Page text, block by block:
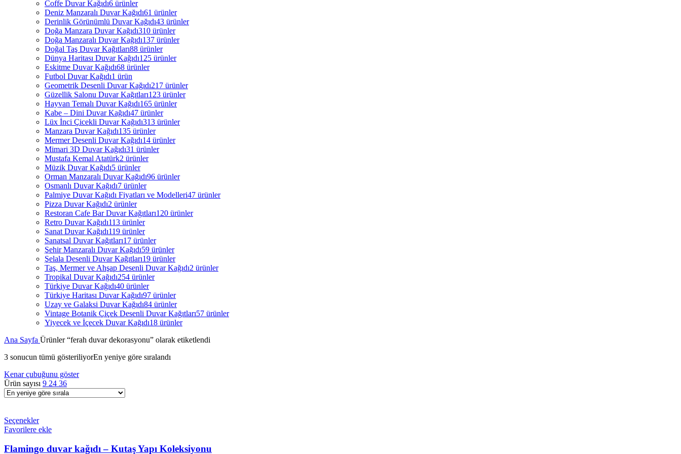
Coffe Duvar Kağıdı6 ürünler
Deniz Manzaralı Duvar Kağıdı61 ürünler
Derinlik Görünümlü Duvar Kağıdı43 ürünler
Doğa Manzara Duvar Kağıdı310 ürünler
Doğa Manzaralı Duvar Kağıdı137 ürünler
Doğal Taş Duvar Kağıtları88 ürünler
Dünya Haritası Duvar Kağıdı125 ürünler
Eskitme Duvar Kağıdı68 ürünler
Futbol Duvar Kağıdı1 ürün
Geometrik Desenli Duvar Kağıdı217 ürünler
Güzellik Salonu Duvar Kağıtları123 ürünler
Hayvan Temalı Duvar Kağıdı165 ürünler
Kabe – Dini Duvar Kağıdı47 ürünler
Lüx İnci Çicekli Duvar Kağıdı313 ürünler
Manzara Duvar Kağıdı135 ürünler
Mermer Desenli Duvar Kağıdı14 ürünler
Mimari 3D Duvar Kağıdı31 ürünler
Mustafa Kemal Atatürk2 ürünler
Müzik Duvar Kağıdı5 ürünler
Orman Manzaralı Duvar Kağıdı96 ürünler
Osmanlı Duvar Kağıdı7 ürünler
Palmiye Duvar Kağıdı Fiyatları ve Modelleri47 ürünler
Pizza Duvar Kağıdı2 ürünler
Restoran Cafe Bar Duvar Kağıtları120 ürünler
Retro Duvar Kağıdı113 ürünler
Sanat Duvar Kağıdı119 ürünler
Sanatsal Duvar Kağıtları17 ürünler
Şehir Manzaralı Duvar Kağıdı59 ürünler
Şelala Desenli Duvar Kağıtları19 ürünler
Taş, Mermer ve Ahşap Desenli Duvar Kağıdı2 ürünler
Tropikal Duvar Kağıdı254 ürünler
Türkiye Duvar Kağıdı40 ürünler
Türkiye Haritası Duvar Kağıdı97 ürünler
Uzay ve Galaksi Duvar Kağıdı84 ürünler
Vintage Botanik Çiçek Desenli Duvar Kağıtları57 ürünler
Yiyecek ve İçecek Duvar Kağıdı18 ürünler
Ana Sayfa Ürünler “ferah duvar dekorasyonu” olarak etiketlendi
3 sonucun tümü gösteriliyorEn yeniye göre sıralandı
Kenar çubuğunu göster
Ürün sayısı 9 24 36
Seçenekler
Favorilere ekle
Flamingo duvar kağıdı – Kutaş Yapı Koleksiyonu